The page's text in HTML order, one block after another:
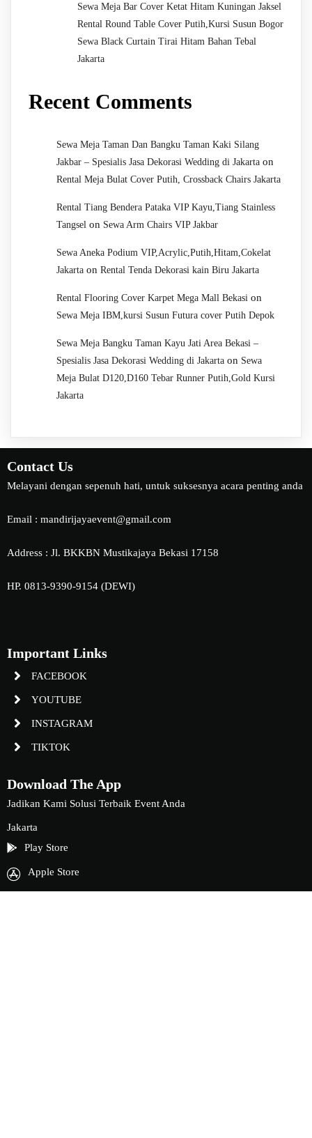
Sewa Meja Bar Cover Ketat Hitam Kuningan Jaksel
Rental Round Table Cover Putih,Kursi Susun Bogor
Sewa Black Curtain Tirai Hitam Bahan Tebal
Jakarta
Recent Comments
Sewa Meja Taman Dan Bangku Taman Kaki Silang
Jakbar – Spesialis Jasa Dekorasi Wedding di Jakarta on
Rental Meja Bulat Cover Putih, Crossback Chairs Jakarta
Rental Tiang Bendera Pataka VIP Kayu,Tiang Stainless
Tangsel on Sewa Arm Chairs VIP Jakbar
Sewa Aneka Podium VIP,Acrylic,Putih,Hitam,Cokelat
Jakarta on Rental Tenda Dekorasi kain Biru Jakarta
Rental Flooring Cover Karpet Mega Mall Bekasi on
Sewa Meja IBM,kursi Susun Futura cover Putih Depok
Sewa Meja Bangku Taman Kayu Jati Area Bekasi –
Spesialis Jasa Dekorasi Wedding di Jakarta on Sewa
Meja Bulat D120,D160 Tebar Runner Putih,Gold Kursi
Jakarta
Contact Us
Melayani dengan sepenuh hati, untuk suksesnya acara penting anda
Email : mandirijayaevent@gmail.com
Address : Jl. BKKBN Mustikajaya Bekasi 17158
HP. 0813-9390-9154 (DEWI)
Important Links
FACEBOOK
YOUTUBE
INSTAGRAM
TIKTOK
Download The App
Jadikan Kami Solusi Terbaik Event Anda
Jakarta
Play Store
Apple Store